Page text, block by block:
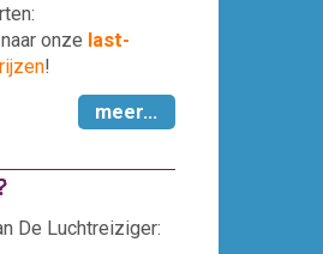
onze last-
!
meer...
De Luchtreiziger: